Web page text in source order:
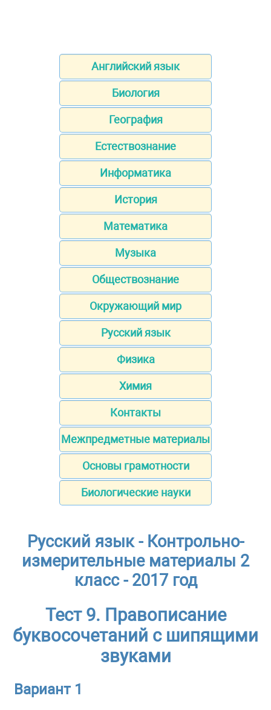
Английский язык
Биология
География
Естествознание
Информатика
История
Математика
Музыка
Обществознание
Окружающий мир
Русский язык
Физика
Химия
Контакты
Межпредметные материалы
Основы грамотности
Биологические науки
Русский язык - Контрольно-
измерительные материалы 2
класс - 2017 год
Тест 9. Правописание
буквосочетаний с шипящими
звуками
Вариант 1